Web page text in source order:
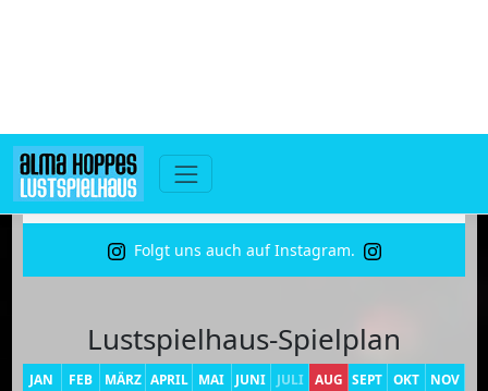
Service(hier bestellen)
In unserem aktuellenProgrammheft ab August 2026
PDF downloaden)
Folgt uns auch auf Instagram.
Lustspielhaus-Spielplan
JAN FEB MÄRZ APRIL MAI JUNI JULI AUG SEPT OKT
NOV